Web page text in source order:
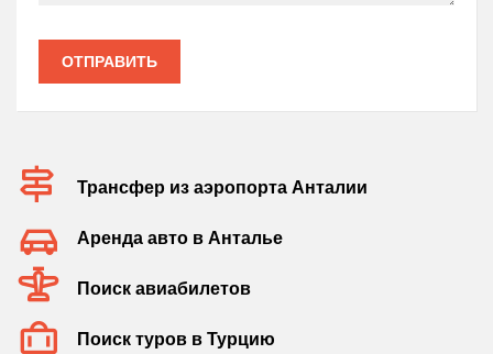
ОТПРАВИТЬ
Трансфер из аэропорта Анталии
Аренда авто в Анталье
Поиск авиабилетов
Поиск туров в Турцию